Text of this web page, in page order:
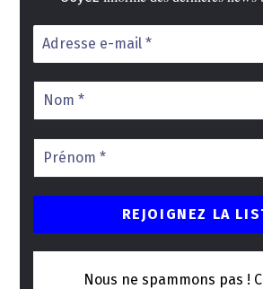
Nous ne spammons pas !